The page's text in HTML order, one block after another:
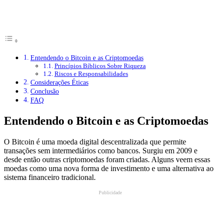
Entendendo o Bitcoin e as Criptomoedas
Princípios Bíblicos Sobre Riqueza
Riscos e Responsabilidades
Considerações Éticas
Conclusão
FAQ
Entendendo o Bitcoin e as Criptomoedas
O Bitcoin é uma moeda digital descentralizada que permite
transações sem intermediários como bancos. Surgiu em 2009 e
desde então outras criptomoedas foram criadas. Alguns veem essas
moedas como uma nova forma de investimento e uma alternativa ao
sistema financeiro tradicional.
Publicidade